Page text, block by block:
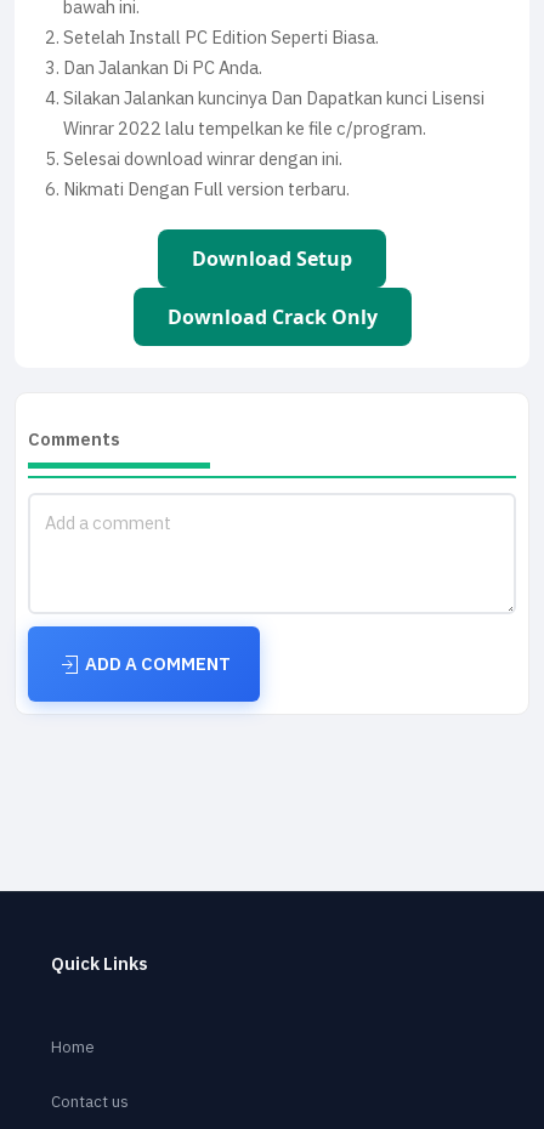
bawah ini.
Setelah Install PC Edition Seperti Biasa.
Dan Jalankan Di PC Anda.
Silakan Jalankan kuncinya Dan Dapatkan kunci Lisensi
Winrar 2022 lalu tempelkan ke file c/program.
Selesai download winrar dengan ini.
Nikmati Dengan Full version terbaru.
Download Setup
Download Crack Only
Comments
ADD A COMMENT
Quick Links
Home
Contact us